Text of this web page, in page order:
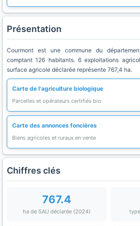
Présentation
Courmont est une commune du
comptant 126 habitants. 6 exploitations
surface agricole déclarée représente 767,4 ha.
Carte de l'agriculture biologique
Parcelles et opérateurs certifiés bio
Carte des annonces foncières
Biens agricoles et ruraux en vente
Chiffres clés
767.4
ha de SAU déclarée (2024)